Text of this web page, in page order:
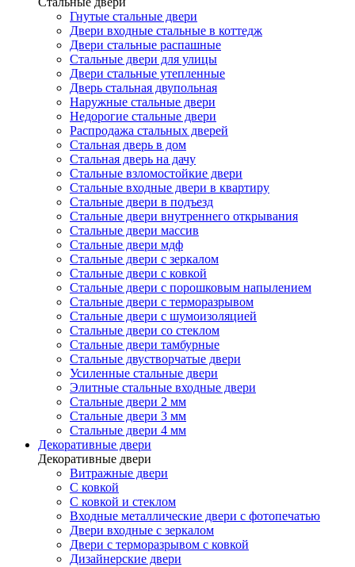
Гнутые стальные двери
Двери входные стальные в коттедж
Двери стальные распашные
Стальные двери для улицы
Двери стальные утепленные
Дверь стальная двупольная
Наружные стальные двери
Недорогие стальные двери
Распродажа стальных дверей
Стальная дверь в дом
Стальная дверь на дачу
Стальные взломостойкие двери
Стальные входные двери в квартиру
Стальные двери в подъезд
Стальные двери внутреннего открывания
Стальные двери массив
Стальные двери мдф
Стальные двери с зеркалом
Стальные двери с ковкой
Стальные двери с порошковым напылением
Стальные двери с терморазрывом
Стальные двери с шумоизоляцией
Стальные двери со стеклом
Стальные двери тамбурные
Стальные двустворчатые двери
Усиленные стальные двери
Элитные стальные входные двери
Стальные двери 2 мм
Стальные двери 3 мм
Стальные двери 4 мм
Декоративные двери
Декоративные двери
Витражные двери
С ковкой
С ковкой и стеклом
Входные металлические двери с фотопечатью
Двери входные с зеркалом
Двери с терморазрывом с ковкой
Дизайнерские двери